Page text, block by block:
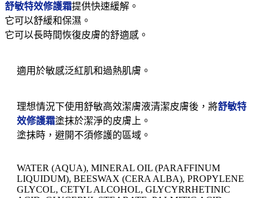
舒敏特效修護霜提供快速緩解。
它可以舒緩和保濕。
它可以長時間恢復皮膚的舒適感。
適用於敏感泛紅肌和過熱肌膚。
理想情況下使用舒敏高效潔膚液清潔皮膚後，將舒敏特
效修護霜塗抹於潔淨的皮膚上。
塗抹時，避開不須修護的區域。
WATER (AQUA), MINERAL OIL (PARAFFINUM
LIQUIDUM), BEESWAX (CERA ALBA), PROPYLENE
GLYCOL, CETYL ALCOHOL, GLYCYRRHETINIC